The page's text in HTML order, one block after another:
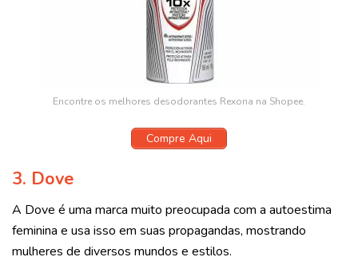
Encontre os melhores desodorantes Rexona na Shopee.
Compre Aqui
3. Dove
A Dove é uma marca muito preocupada com a autoestima
feminina e usa isso em suas propagandas, mostrando
mulheres de diversos mundos e estilos.